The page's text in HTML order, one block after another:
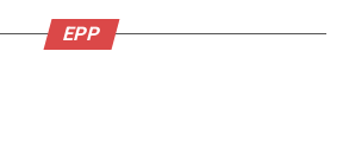
EPP